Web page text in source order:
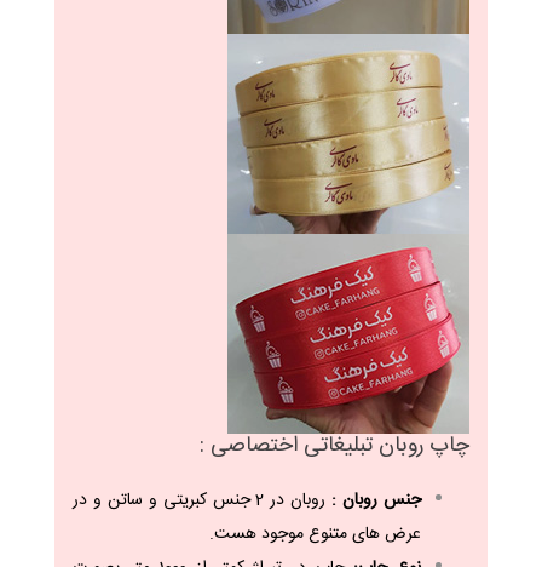
چاپ روبان تبلیغاتی اختصاصی :
جنس روبان :
روبان در 2 جنس کبریتی و ساتن و در
عرض های متنوع موجود هست.